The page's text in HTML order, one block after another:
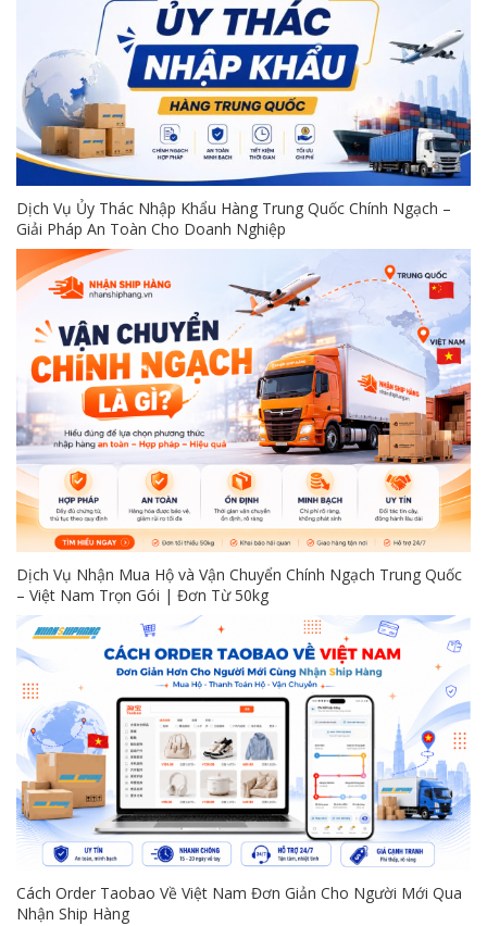
Dịch Vụ Ủy Thác Nhập Khẩu Hàng Trung Quốc Chính Ngạch –
Giải Pháp An Toàn Cho Doanh Nghiệp
Dịch Vụ Nhận Mua Hộ và Vận Chuyển Chính Ngạch Trung Quốc
– Việt Nam Trọn Gói | Đơn Từ 50kg
Cách Order Taobao Về Việt Nam Đơn Giản Cho Người Mới Qua
Nhận Ship Hàng